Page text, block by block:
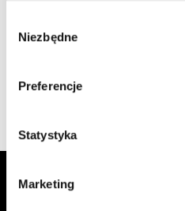
zgody
Niezbędne
Preferencje
Statystyka
MarketingZapisz się do
otrzymywać